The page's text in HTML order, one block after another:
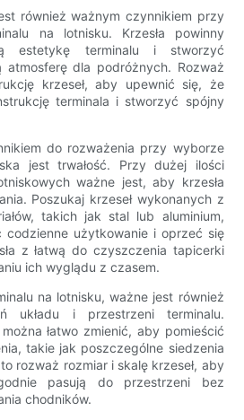
również ważnym czynnikiem przy
na lotnisku. Krzesła powinny
estetykę terminalu i stworzyć
atmosferę dla podróżnych. Rozważ
krzeseł, aby upewnić się, że
terminala i stworzyć spójny
do rozważenia przy wyborze
jest trwałość. Przy dużej ilości
ważne jest, aby krzesła
Poszukaj krzeseł wykonanych z
takich jak stal lub aluminium,
codzienne użytkowanie i oprzeć się
z łatwą do czyszczenia tapicerki
ich wyglądu z czasem.
na lotnisku, ważne jest również
układu i przestrzeni terminalu.
łatwo zmienić, aby pomieścić
takie jak poszczególne siedzenia
rozważ rozmiar i skalę krzeseł, aby
pasują do przestrzeni bez
chodników.